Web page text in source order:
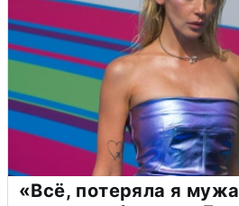
«Всё, потеряла я